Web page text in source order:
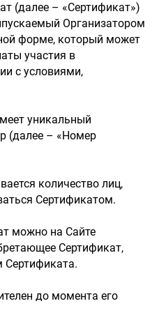
(далее – «Сертификат»)
Организатором
форме, который может
участия в
с условиями,
уникальный
(далее – «Номер
количество лиц,
Сертификатом.
можно на Сайте
Сертификат,
Сертификата.
до момента его